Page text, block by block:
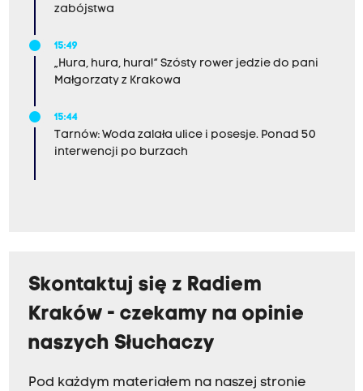
zabójstwa
15:49
„Hura, hura, hura!” Szósty rower jedzie do pani
Małgorzaty z Krakowa
15:44
Tarnów: Woda zalała ulice i posesje. Ponad 50
interwencji po burzach
Skontaktuj się z Radiem
Kraków - czekamy na opinie
naszych Słuchaczy
Pod każdym materiałem na naszej stronie